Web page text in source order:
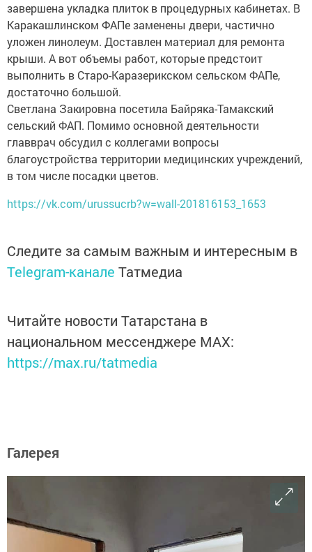
завершена укладка плиток в процедурных кабинетах. В
Каракашлинском ФАПе заменены двери, частично
уложен линолеум. Доставлен материал для ремонта
крыши. А вот объемы работ, которые предстоит
выполнить в Старо-Каразерикском сельском ФАПе,
достаточно большой.
Светлана Закировна посетила Байряка-Тамакский
сельский ФАП. Помимо основной деятельности
главврач обсудил с коллегами вопросы
благоустройства территории медицинских учреждений,
в том числе посадки цветов.
https://vk.com/urussucrb?w=wall-201816153_1653
Следите за самым важным и интересным в
Telegram-канале Татмедиа
Читайте новости Татарстана в
национальном мессенджере MАХ:
https://max.ru/tatmedia
Галерея